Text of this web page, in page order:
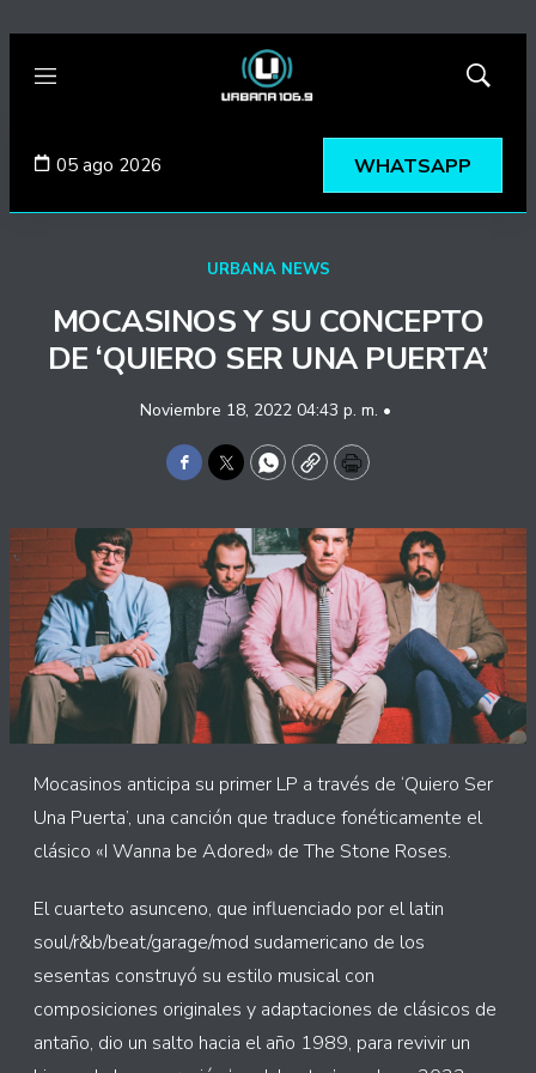
Menú
Mostrar
05 ago 2026 WHATSAPP
URBANA NEWS
MOCASINOS Y SU CONCEPTO
DE ‘QUIERO SER UNA PUERTA’
Noviembre 18, 2022 04:43 p. m. •
Facebook
TwitterWhatsApp
CopyPrint
Mocasinos anticipa su primer LP a través de ‘Quiero Ser
Una Puerta’, una canción que traduce fonéticamente el
clásico «I Wanna be Adored» de The Stone Roses.
El cuarteto asunceno, que influenciado por el latin
soul/r&b/beat/garage/mod sudamericano de los
sesentas construyó su estilo musical con
composiciones originales y adaptaciones de clásicos de
antaño, dio un salto hacia el año 1989, para revivir un